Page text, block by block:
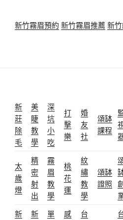
新竹霧眉預約 新竹霧眉推薦 新
新
莊
除
毛
美
睫
教
學
深
坑
小
吃
打
擊
樂
婚
友
社
頌缽
課程
太
歲
燈
精
密
射
出
霧
眉
教
學
桃
花
運
紋
繡
教
學
頌缽
證照
新 新 單 感 台